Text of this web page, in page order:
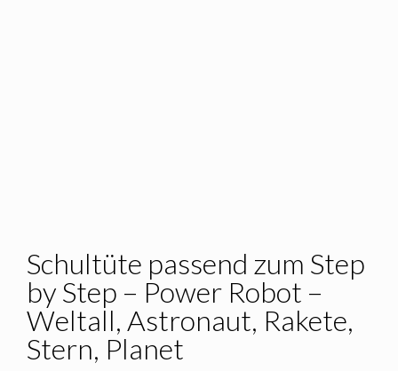
Schultüte passend zum Step
by Step – Power Robot –
Weltall, Astronaut, Rakete,
Stern, Planet